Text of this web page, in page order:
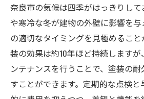
方
外壁塗装のトレンドと最
サステナブルな選択によ
顧客満足度を高めるため
奈良市の気候は四季がはっきりし
や寒冷な冬が建物の外壁に影響を
の適切なタイミングを見極めるこ
装の効果は約10年ほど持続します
ンテナンスを行うことで、塗装の
すことができます。定期的な点検